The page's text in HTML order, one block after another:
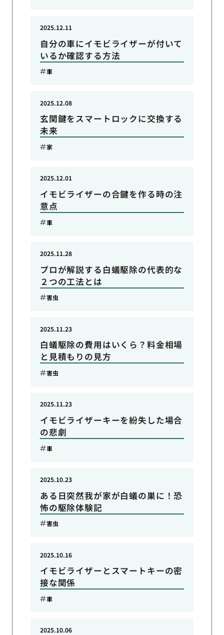
自分の車にイモビライザーが付いて
いるか確認する方法
2025.12.11
車
玄関鍵をスマートロックに交換する
未来
2025.12.08
家
イモビライザーの合鍵を作る時の注
意点
2025.12.01
車
プロが解説する白蟻駆除の代表的な
２つの工法とは
2025.11.28
害虫
白蟻駆除の費用はいくら？料金相場
と見積もりの見方
2025.11.23
害虫
イモビライザーキーを紛失した場合
の悲劇
2025.11.23
車
ある日突然我が家が白蟻の巣に！恐
怖の駆除体験記
2025.10.23
害虫
イモビライザーとスマートキーの密
接な関係
2025.10.16
車
2025.10.06